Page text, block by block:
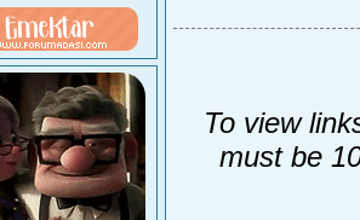
To view
must be